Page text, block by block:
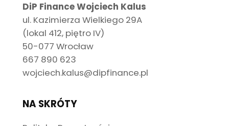
DiP Finance Wojciech Kalus
ul. Kazimierza Wielkiego 29A
(lokal 412, piętro IV)
50-077 Wrocław
667 890 623
wojciech.kalus@dipfinance.pl
NA SKRÓTY